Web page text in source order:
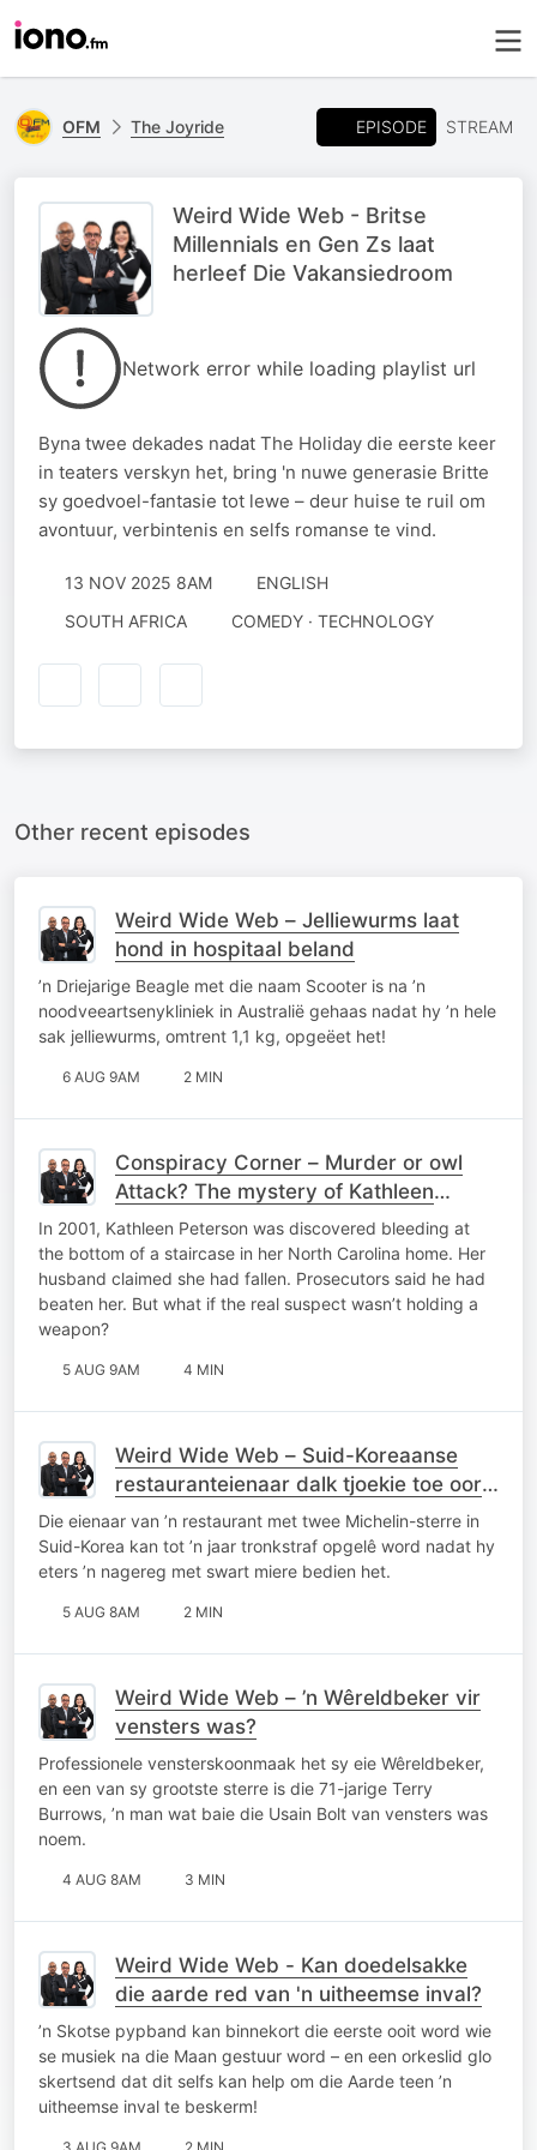
OFM The Joyride EPISODE STREAM
Weird Wide Web - Britse
Millennials en Gen Zs laat
herleef Die Vakansiedroom
Network error while loading playlist url
Byna twee dekades nadat The Holiday die eerste keer
in teaters verskyn het, bring 'n nuwe generasie Britte
sy goedvoel-fantasie tot lewe – deur huise te ruil om
avontuur, verbintenis en selfs romanse te vind.
13 NOV 2025 8AM
ENGLISH
SOUTH AFRICA
COMEDY · TECHNOLOGY
Other recent episodes
Weird Wide Web – Jelliewurms laat
hond in hospitaal beland
’n Driejarige Beagle met die naam Scooter is na ’n
noodveeartsenykliniek in Australië gehaas nadat hy ’n hele
sak jelliewurms, omtrent 1,1 kg, opgeëet het!
6 AUG 9AM 2 MIN
Conspiracy Corner – Murder or owl
Attack? The mystery of Kathleen
Peterson
In 2001, Kathleen Peterson was discovered bleeding at
the bottom of a staircase in her North Carolina home. Her
husband claimed she had fallen. Prosecutors said he had
beaten her. But what if the real suspect wasn’t holding a
weapon?
5 AUG 9AM 4 MIN
Weird Wide Web – Suid-Koreaanse
restauranteienaar dalk tjoekie toe oor
mier-nagereg
Die eienaar van ’n restaurant met twee Michelin-sterre in
Suid-Korea kan tot ’n jaar tronkstraf opgelê word nadat hy
eters ’n nagereg met swart miere bedien het.
5 AUG 8AM 2 MIN
Weird Wide Web – ’n Wêreldbeker vir
vensters was?
Professionele vensterskoonmaak het sy eie Wêreldbeker,
en een van sy grootste sterre is die 71-jarige Terry
Burrows, ’n man wat baie die Usain Bolt van vensters was
noem.
4 AUG 8AM 3 MIN
Weird Wide Web - Kan doedelsakke
die aarde red van 'n uitheemse inval?
’n Skotse pypband kan binnekort die eerste ooit word wie
se musiek na die Maan gestuur word – en een orkeslid glo
skertsend dat dit selfs kan help om die Aarde teen ’n
uitheemse inval te beskerm!